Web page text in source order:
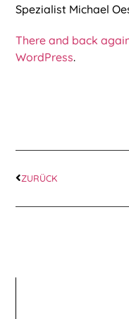
Spezialist Michael
There and back
WordPress.
ZURÜCK